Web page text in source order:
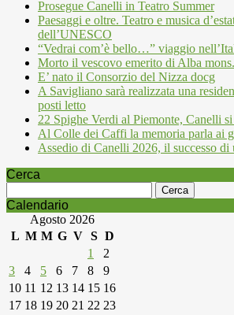
Prosegue Canelli in Teatro Summer
Paesaggi e oltre. Teatro e musica
dell’UNESCO
“Vedrai com’è bello…” viaggio
Morto il vescovo emerito di Alba
E’ nato il Consorzio del Nizza docg
A Savigliano sarà realizzata una
posti letto
22 Spighe Verdi al Piemonte, Canelli
Al Colle dei Caffi la memoria parla ai
Assedio di Canelli 2026, il successo di
Cerca
per:
Calendario
Agosto 2026
L M M G V S D
1
2
3
4 5 6 7 8
9
10 11 12 13 14 15 16
17 18 19 20 21 22 23